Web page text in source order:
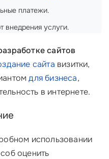
платежи.
внедрения услуги.
сайтов
сайта визитки,
для бизнеса,
в интернете.
использовании
оценить